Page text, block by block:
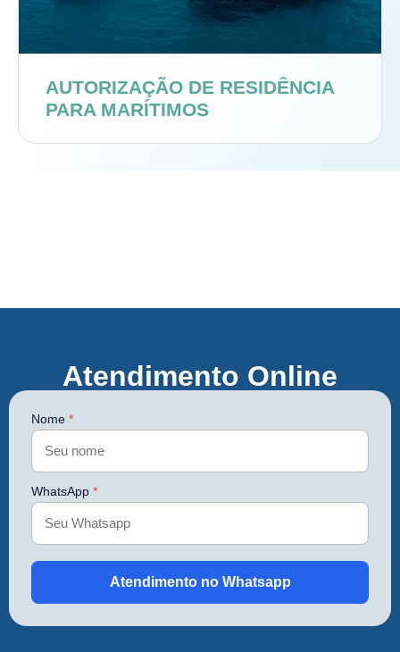
AUTORIZAÇÃO DE RESIDÊNCIA
PARA MARÍTIMOS
Atendimento Online
Nome *
WhatsApp *
Atendimento no Whatsapp